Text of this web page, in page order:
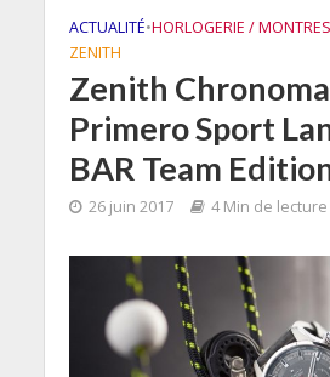
ACTUALITÉ•HORLOGERIE / MONTRES
ZENITH
Zenith
Primero Sport
BAR Team
26 juin 2017 4 Min de lecture